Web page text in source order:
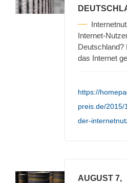
Internet-
Deutschland?
das Internet
https://
preis.de/2015/
der-
AUGUST 7,